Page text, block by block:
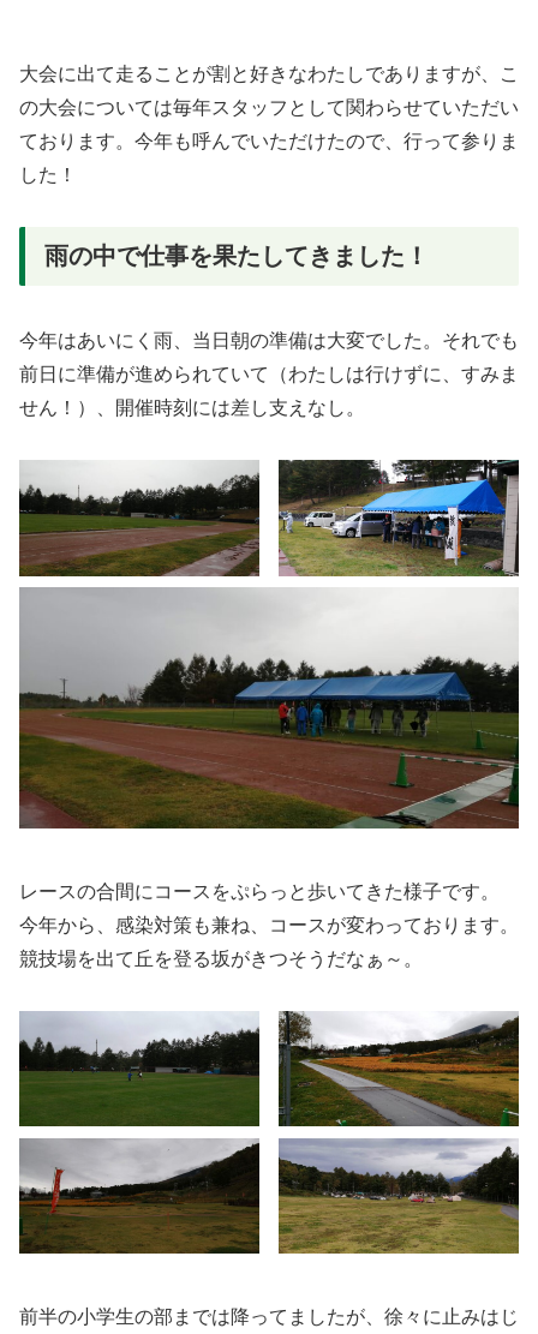
大会に出て走ることが割と好きなわたしでありますが、こ
の大会については毎年スタッフとして関わらせていただい
ております。今年も呼んでいただけたので、行って参りま
した！
雨の中で仕事を果たしてきました！
今年はあいにく雨、当日朝の準備は大変でした。それでも
前日に準備が進められていて（わたしは行けずに、すみま
せん！）、開催時刻には差し支えなし。
レースの合間にコースをぷらっと歩いてきた様子です。
今年から、感染対策も兼ね、コースが変わっております。
競技場を出て丘を登る坂がきつそうだなぁ～。
前半の小学生の部までは降ってましたが、徐々に止みはじ